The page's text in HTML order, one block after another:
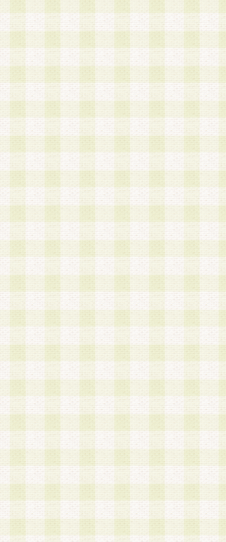
き事由の有無、その他原因の如何を問わず、一切
のとします。
第5条 会員の登録情報
1.当社は、会員の登録情報に含まれる氏名・住所
アドレス等会員個人を識別できる情報を当社が別
シーポリシー
」に基づき適切に取り扱うものとし
は、当該個人情報を以下の各号に定める目的に利
す。なお、これら事項以外の目的で個人情報を利
かじめ会員の同意を得たうえで利用するものとし
a.本サービスの実施または運営
b.本サービスに係る謝礼、景品、調査サンプル品
c.会員からの電話、メール等の問い合わせなどへ
d.その他これらに付随する業務
2.当社は、会員個人を識別することのできる情報
会員情報を本人の承諾なく第三者に開示すること
人を識別できる情報について第三者に開示または
社は事前に会員本人の同意を得るものとします。
3.前項の定めに拘わらず、当社は、以下の目的に
意を 得ることなく、会員個人を識別できる情報
づき選定した委託業者に対して当社の責任におい
できるものとします。な お、当社は、当該委託
契約を締結しこれを遵守させるとともに、本規約
の注意をもって当該情報を使用させるものとし ま
a.本サービスに係る謝礼、景品、調査サンプル品
b.会員からの電話、メール等の問い合わせなどへ
c.モバイルリサーチ、またはグループ形式による
実施もしくは運営
d.その他これらに付随する業務
4.会員は、住所、電話番号その他の登録情報につ
合は、速やかに当社所定の変更手続きを行うもの
5.当社は、必要と認めた場合、会員に対して、電
手段により登録情報の対象者が会員登録者本人で
の内容が正確であること、アンケートの回答内容
うことができるものとます。
6.会員は、会員登録後当社が定期的に行う登録情
して、当社指定の期間内に更新手続きを行うもの
該期間内に更新手続きを行わない場合、その時点
発行したポイントは失効されるものとします。